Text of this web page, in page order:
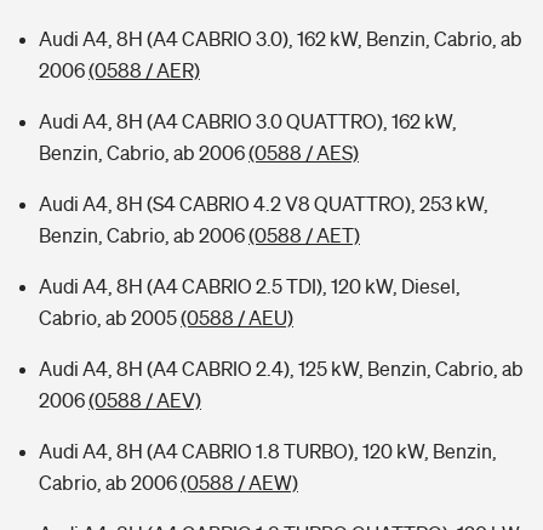
Audi A4, 8H (A4 CABRIO 3.0), 162 kW, Benzin, Cabrio, ab
2006(0588 / AER)
Audi A4, 8H (A4 CABRIO 3.0 QUATTRO), 162 kW,
Benzin, Cabrio, ab 2006(0588 / AES)
Audi A4, 8H (S4 CABRIO 4.2 V8 QUATTRO), 253 kW,
Benzin, Cabrio, ab 2006(0588 / AET)
Audi A4, 8H (A4 CABRIO 2.5 TDI), 120 kW, Diesel,
Cabrio, ab 2005(0588 / AEU)
Audi A4, 8H (A4 CABRIO 2.4), 125 kW, Benzin, Cabrio, ab
2006(0588 / AEV)
Audi A4, 8H (A4 CABRIO 1.8 TURBO), 120 kW, Benzin,
Cabrio, ab 2006(0588 / AEW)